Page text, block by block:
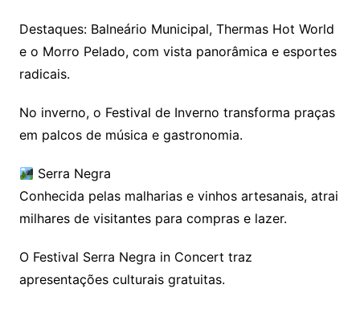
Destaques: Balneário Municipal, Thermas Hot World
e o Morro Pelado, com vista panorâmica e esportes
radicais.
No inverno, o Festival de Inverno transforma praças
em palcos de música e gastronomia.
Serra Negra
Conhecida pelas malharias e vinhos artesanais, atrai
milhares de visitantes para compras e lazer.
O Festival Serra Negra in Concert traz
apresentações culturais gratuitas.